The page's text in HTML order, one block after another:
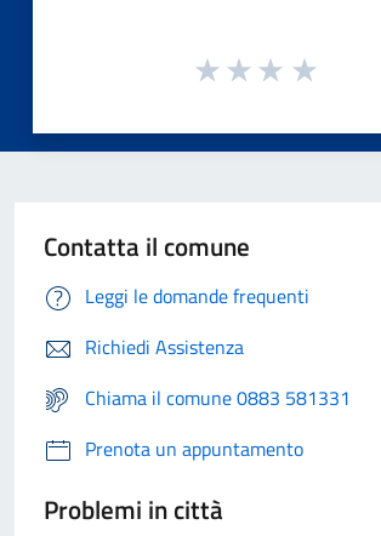
Contatta il comune
Leggi le domande frequenti
Richiedi Assistenza
Chiama il comune 0883 581331
Prenota un appuntamento
Problemi in città